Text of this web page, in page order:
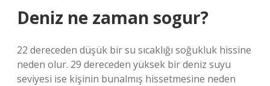
Deniz ne zaman sogur?
22 dereceden düşük bir su sıcaklığı soğukluk hissine
neden olur. 29 dereceden yüksek bir deniz suyu
seviyesi ise kişinin bunalmış hissetmesine neden